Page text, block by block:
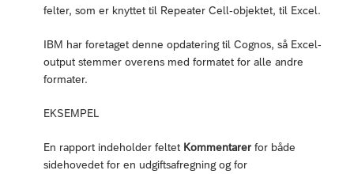
felter, som er knyttet til Repeater Cell-objektet, til Excel.
IBM har foretaget denne opdatering til Cognos, så Excel-
output stemmer overens med formatet for alle andre
formater.
EKSEMPEL
En rapport indeholder feltet Kommentarer for både
sidehovedet for en udgiftsafregning og for